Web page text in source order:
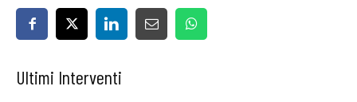
Ultimi Interventi